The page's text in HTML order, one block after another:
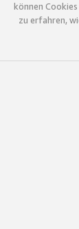
können
zu erfahren,